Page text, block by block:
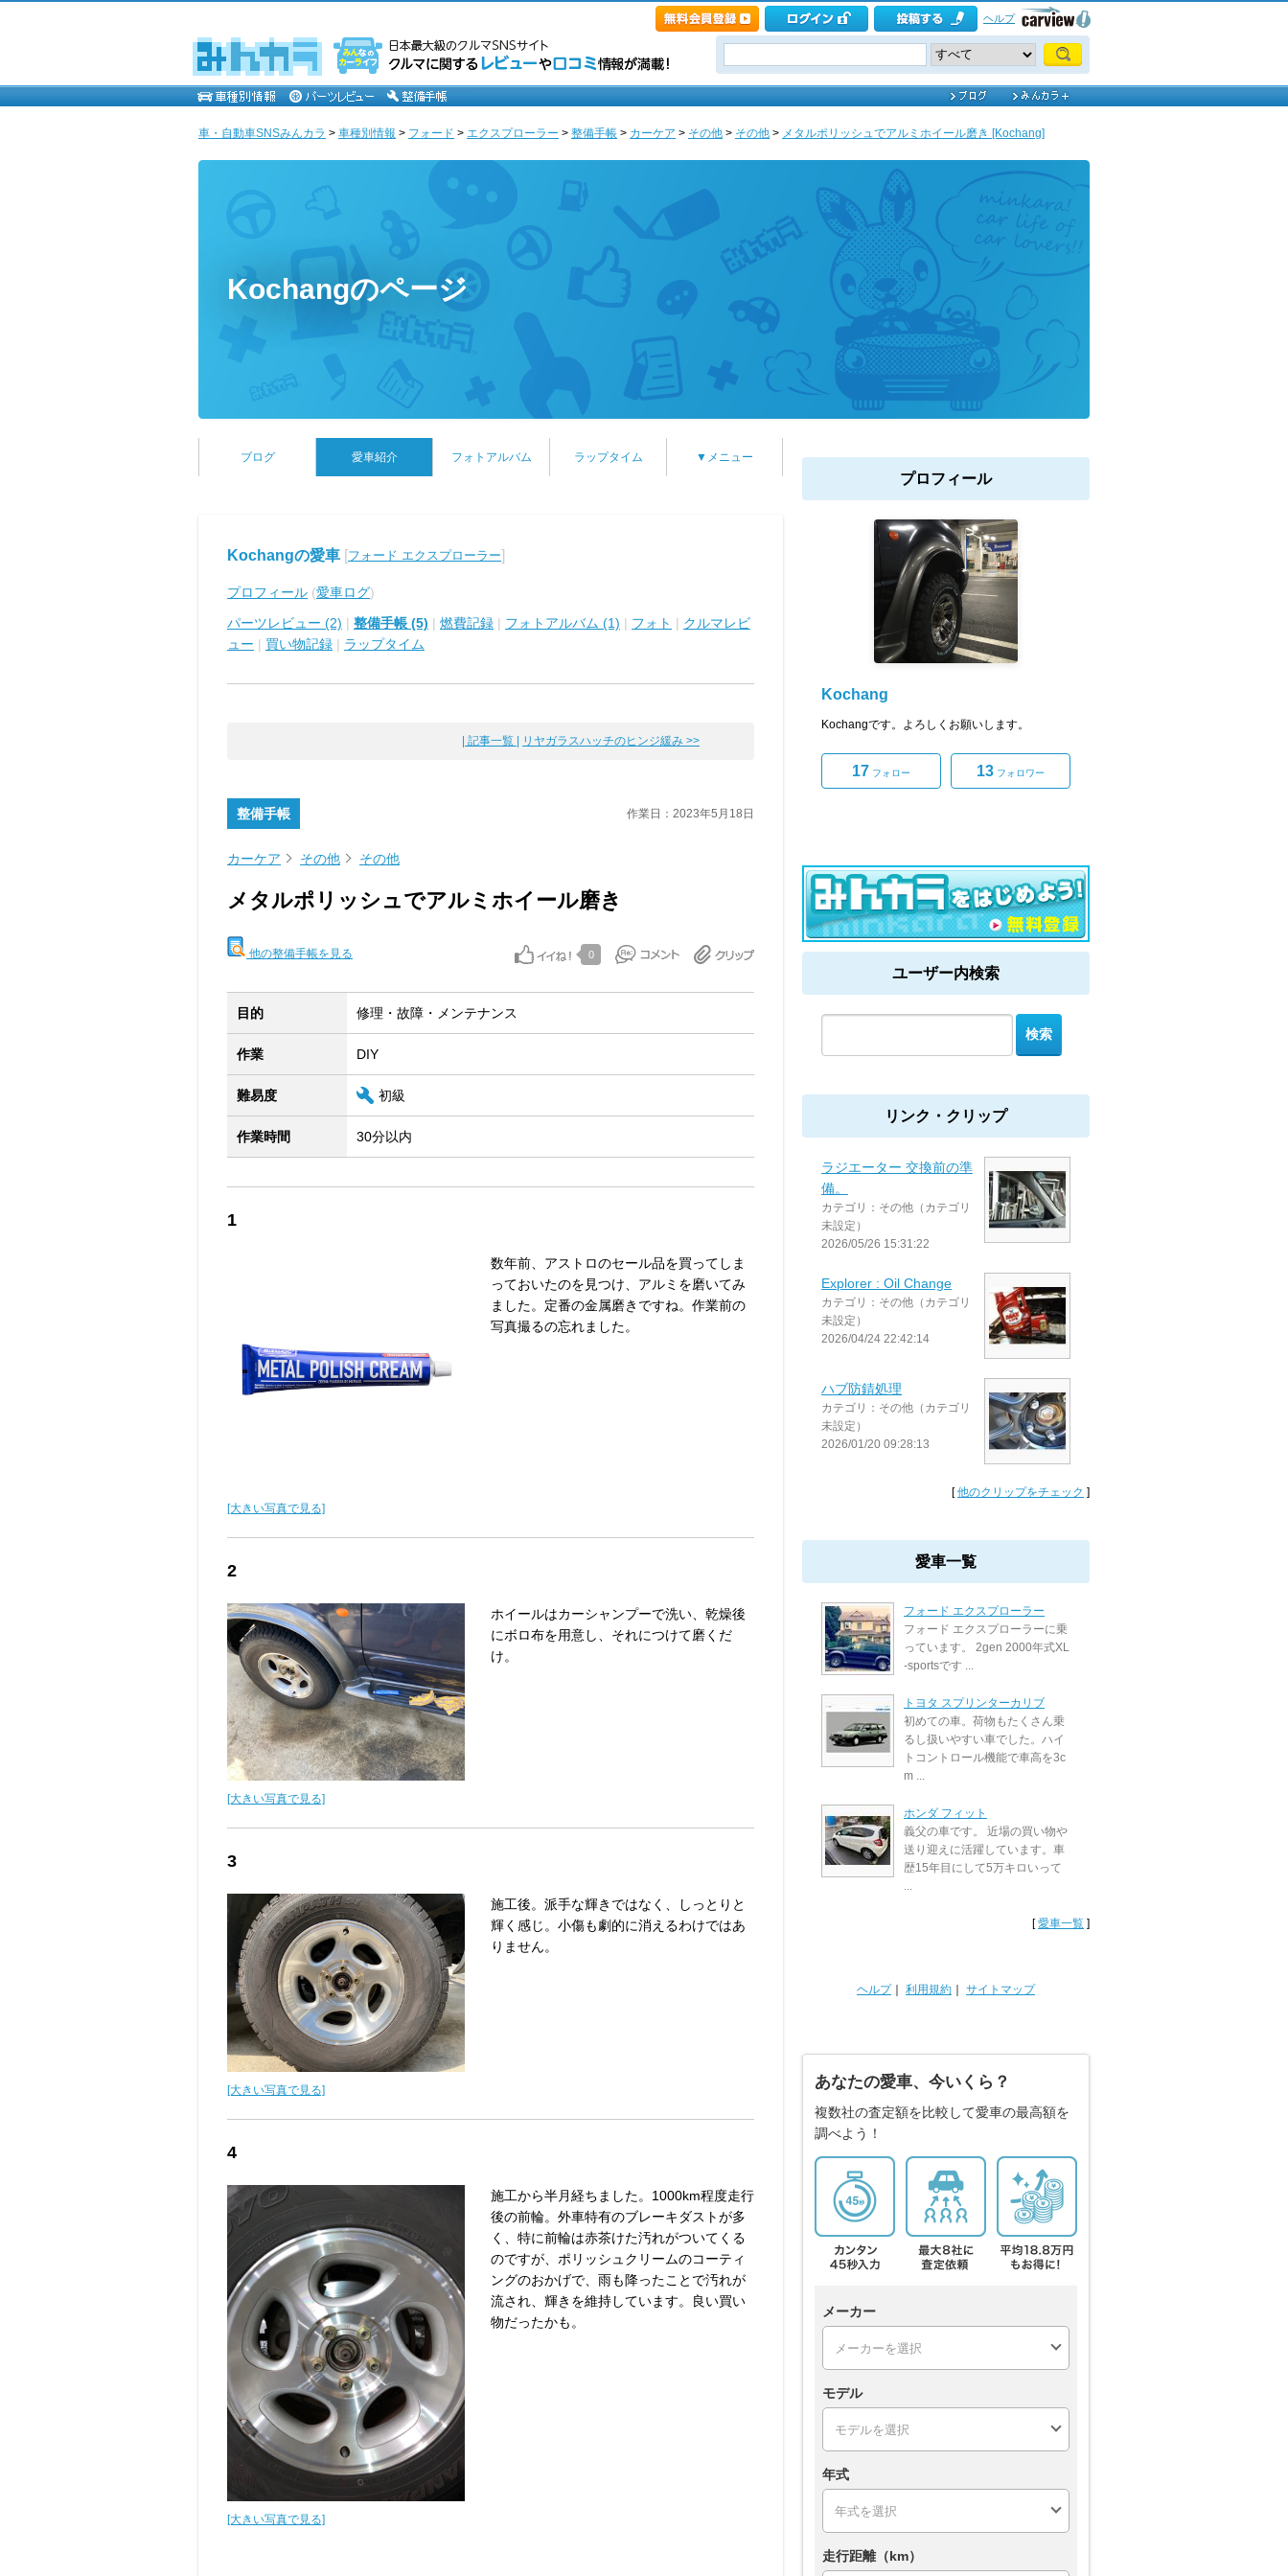
ヘルプ
車・自動車SNSみんカラ > 車種別情報 > フォード > エクスプローラー > 整備手帳 > カーケア > その他 > その他 > メタルポリッシュでアルミホイール磨き [Kochang]
Kochangのページ
ブログ 愛車紹介 フォトアルバム ラップタイム ▼メニュー
Kochangの愛車 [フォード エクスプローラー]
プロフィール (愛車ログ)
パーツレビュー (2) | 整備手帳 (5) | 燃費記録 | フォトアルバム (1) | フォト | クルマレビ
ュー | 買い物記録 | ラップタイム
| 記事一覧 | リヤガラスハッチのヒンジ緩み >>
整備手帳 作業日：2023年5月18日
カーケア その他 その他
メタルポリッシュでアルミホイール磨き
他の整備手帳を見る 0
目的 修理・故障・メンテナンス
作業 DIY
難易度 初級
作業時間 30分以内
1
[大きい写真で見る]
数年前、アストロのセール品を買ってしま
っておいたのを見つけ、アルミを磨いてみ
ました。定番の金属磨きですね。作業前の
写真撮るの忘れました。
2
[大きい写真で見る]
ホイールはカーシャンプーで洗い、乾燥後
にボロ布を用意し、それにつけて磨くだ
け。
3
[大きい写真で見る]
施工後。派手な輝きではなく、しっとりと
輝く感じ。小傷も劇的に消えるわけではあ
りません。
4
[大きい写真で見る]
施工から半月経ちました。1000km程度走行
後の前輪。外車特有のブレーキダストが多
く、特に前輪は赤茶けた汚れがついてくる
のですが、ポリッシュクリームのコーティ
ングのおかげで、雨も降ったことで汚れが
流され、輝きを維持しています。良い買い
物だったかも。
プロフィール
Kochang
Kochangです。よろしくお願いします。
17 フォロー 13 フォロワー
ユーザー内検索
リンク・クリップ
ラジエーター 交換前の準
備。
カテゴリ：その他（カテゴリ
未設定）
2026/05/26 15:31:22
Explorer : Oil Change
カテゴリ：その他（カテゴリ
未設定）
2026/04/24 22:42:14
ハブ防錆処理
カテゴリ：その他（カテゴリ
未設定）
2026/01/20 09:28:13
[他のクリップをチェック ]
愛車一覧
フォード エクスプローラー
フォード エクスプローラーに乗
っています。 2gen 2000年式XL
-sportsです ...
トヨタ スプリンターカリブ
初めての車。荷物もたくさん乗
るし扱いやすい車でした。ハイ
トコントロール機能で車高を3c
m ...
ホンダ フィット
義父の車です。 近場の買い物や
送り迎えに活躍しています。車
歴15年目にして5万キロいって
...
[愛車一覧 ]
ヘルプ｜ 利用規約 サイトマップ
あなたの愛車、今いくら？
複数社の査定額を比較して愛車の最高額を
調べよう！
メーカー
モデル
年式
走行距離（km）